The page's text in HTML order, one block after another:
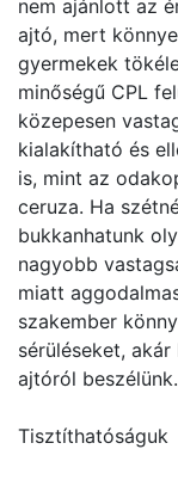
nem ajánlott az
ajtó, mert
gyermekek
minőségű CPL
közepesen
kialakítható és
is, mint az
ceruza. Ha
bukkanhatunk
nagyobb
miatt
szakember
sérüléseket,
ajtóról beszélünk.
Tisztíthatóságuk